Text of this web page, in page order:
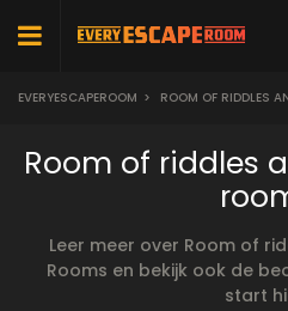
EVERYESCAPEROOM > ROOM OF RIDDLES
Room of riddles
Leer meer over Room of
Rooms en bekijk ook de
start